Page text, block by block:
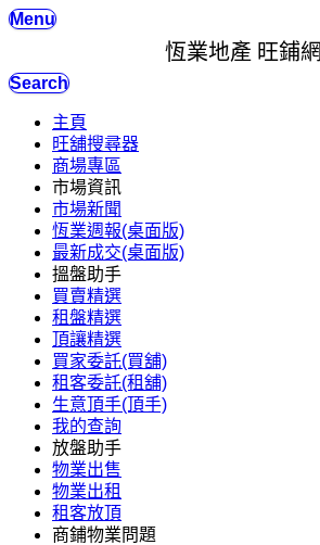
Menu
恆業地產 旺鋪網
Search
主頁
旺舖搜尋器
商場專區
市場資訊
市場新聞
恆業週報(桌面版)
最新成交(桌面版)
搵盤助手
買賣精選
租盤精選
頂讓精選
買家委託(買舖)
租客委託(租舖)
生意頂手(頂手)
我的查詢
放盤助手
物業出售
物業出租
租客放頂
商鋪物業問題